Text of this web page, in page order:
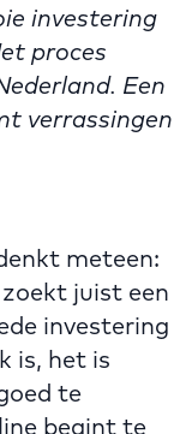
investering
proces
Een
verrassingen
meteen:
juist een
investering
is, het is
te
begint te